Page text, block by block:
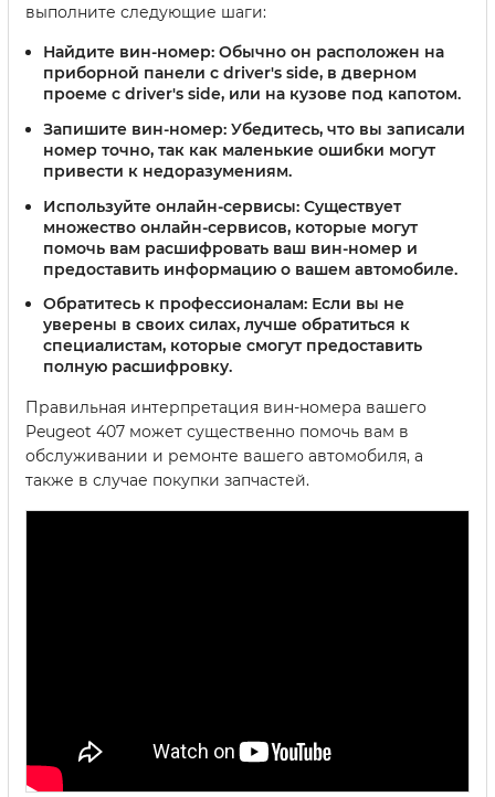
выполните следующие шаги:
Найдите вин-номер: Обычно он расположен на
приборной панели с driver's side, в дверном
проеме с driver's side, или на кузове под капотом.
Запишите вин-номер: Убедитесь, что вы записали
номер точно, так как маленькие ошибки могут
привести к недоразумениям.
Используйте онлайн-сервисы: Существует
множество онлайн-сервисов, которые могут
помочь вам расшифровать ваш вин-номер и
предоставить информацию о вашем автомобиле.
Обратитесь к профессионалам: Если вы не
уверены в своих силах, лучше обратиться к
специалистам, которые смогут предоставить
полную расшифровку.
Правильная интерпретация вин-номера вашего
Peugeot 407 может существенно помочь вам в
обслуживании и ремонте вашего автомобиля, а
также в случае покупки запчастей.